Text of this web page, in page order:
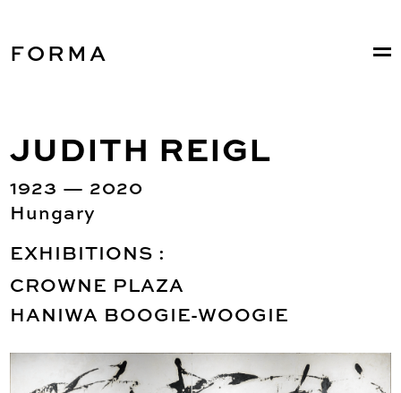
FORMA
JUDITH REIGL
1923 — 2020
Hungary
EXHIBITIONS :
CROWNE PLAZA
HANIWA BOOGIE-WOOGIE